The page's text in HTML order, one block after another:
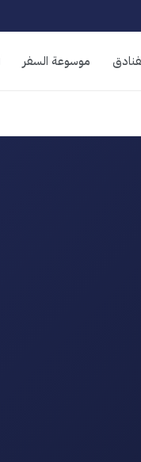
موسوعة السفر